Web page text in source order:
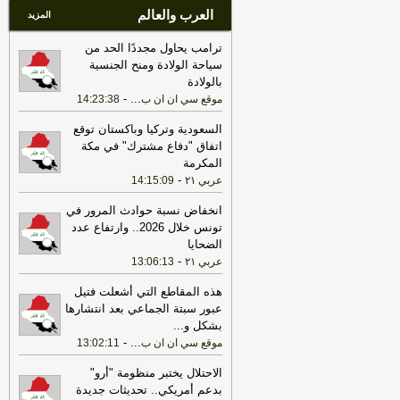
العرب والعالم المزيد
ترامب يحاول مجددًا الحد من
سياحة الولادة ومنح الجنسية
بالولادة
موقع سي ان ان ب...
-
14:23:38
السعودية وتركيا وباكستان توقع
اتفاق "دفاع مشترك" في مكة
المكرمة
عربي ٢١ -
14:15:09
انخفاض نسبة حوادث المرور في
تونس خلال 2026.. وارتفاع عدد
الضحايا
عربي ٢١ -
13:06:13
هذه المقاطع التي أشعلت فتيل
عبور سبتة الجماعي بعد انتشارها
بشكل و...
موقع سي ان ان ب...
-
13:02:11
الاحتلال يختبر منظومة "أرو"
بدعم أمريكي.. تحديثات جديدة